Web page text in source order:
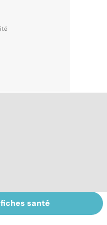
Tout savoir sur
les infections
santé